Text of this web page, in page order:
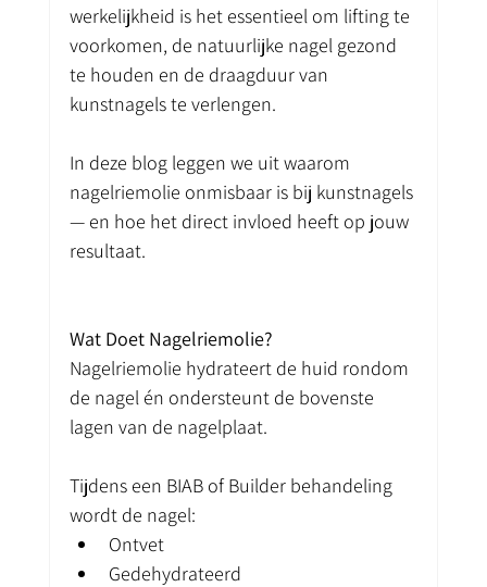
werkelijkheid is het essentieel om lifting te
voorkomen, de natuurlijke nagel gezond
te houden en de draagduur van
kunstnagels te verlengen.
In deze blog leggen we uit waarom
nagelriemolie onmisbaar is bij kunstnagels
— en hoe het direct invloed heeft op jouw
resultaat.
Wat Doet Nagelriemolie?
Nagelriemolie hydrateert de huid rondom
de nagel én ondersteunt de bovenste
lagen van de nagelplaat.
Tijdens een BIAB of Builder behandeling
wordt de nagel:
Ontvet
Gedehydrateerd